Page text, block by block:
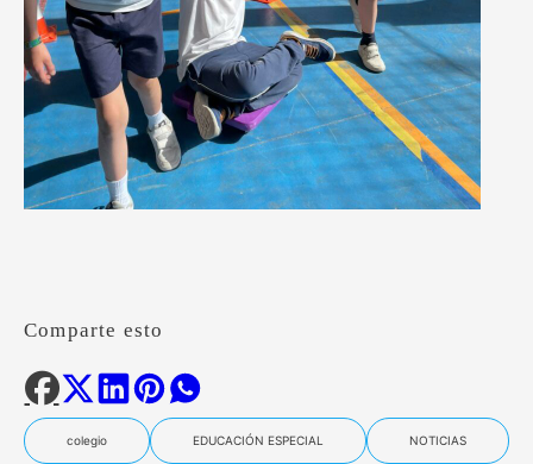
Comparte esto
colegio EDUCACIÓN ESPECIAL NOTICIAS